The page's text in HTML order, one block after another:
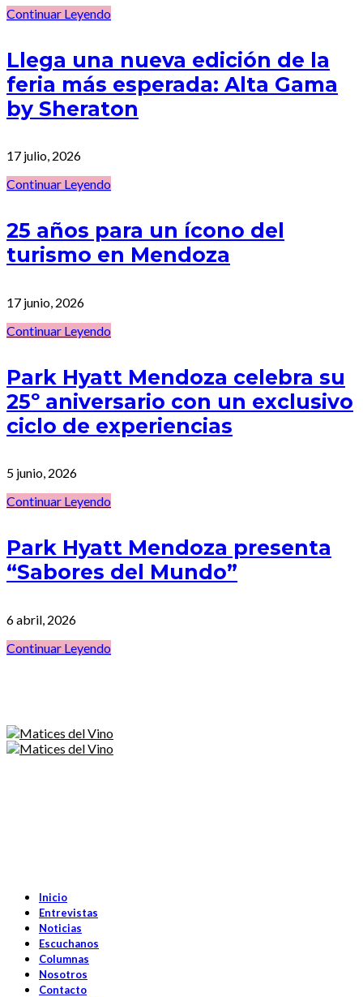
Continuar Leyendo
Llega una nueva edición de la
feria más esperada: Alta Gama
by Sheraton
17 julio, 2026
Continuar Leyendo
25 años para un ícono del
turismo en Mendoza
17 junio, 2026
Continuar Leyendo
Park Hyatt Mendoza celebra su
25º aniversario con un exclusivo
ciclo de experiencias
5 junio, 2026
Continuar Leyendo
Park Hyatt Mendoza presenta
“Sabores del Mundo”
6 abril, 2026
Continuar Leyendo
Inicio
Entrevistas
Noticias
Escuchanos
Columnas
Nosotros
Contacto